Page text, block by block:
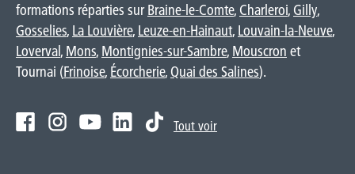
formations réparties surBraine-le-Comte, Charleroi, Gilly,
Gosselies, La Louvière, Leuze-en-Hainaut, Louvain-la-Neuve,
Loverval, Mons, Montignies-sur-Sambre, Mouscron et
Tournai (Frinoise, Écorcherie, Quai des Salines).
Tout voir